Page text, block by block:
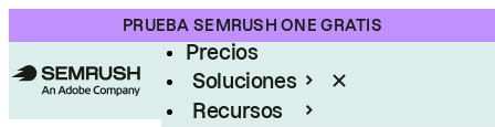
PRUEBA SEMRUSH ONE GRATIS
Producto
Precios
Soluciones
Recursos